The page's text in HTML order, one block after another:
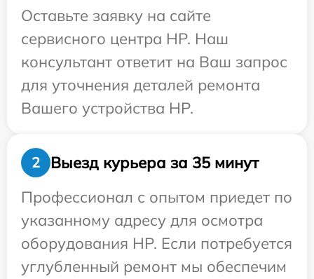
Оставьте заявку на сайте
сервисного центра HP. Наш
консультант ответит на Ваш запрос
для уточнения деталей ремонта
Вашего устройства HP.
2
Выезд курьера за 35 минут
Профессионал с опытом приедет по
указанному адресу для осмотра
оборудования HP. Если потребуется
углубленный ремонт мы обеспечим